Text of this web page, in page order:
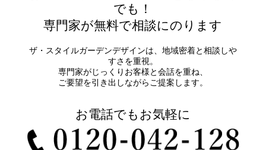
でも！
専門家が無料で相談にのります
ザ・スタイルガーデンデザインは、地域密着と相談しや
すさを重視。
専門家がじっくりお客様と会話を重ね、
ご要望を引き出しながらご提案します。
お電話でもお気軽に